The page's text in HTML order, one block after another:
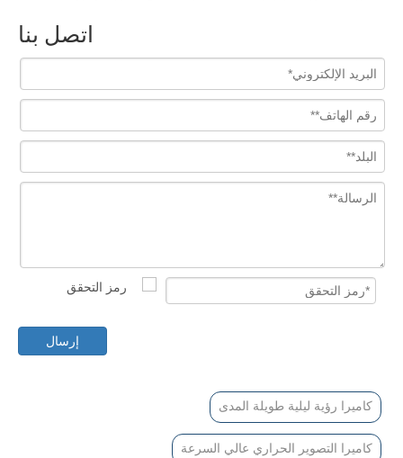
اتصل بنا
إرسال
كاميرا رؤية ليلية طويلة المدى
كاميرا التصوير الحراري عالي السرعة